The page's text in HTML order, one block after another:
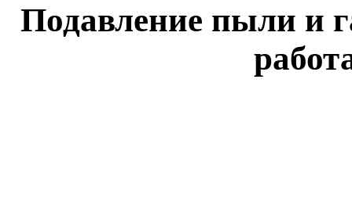
Подавление пыли и